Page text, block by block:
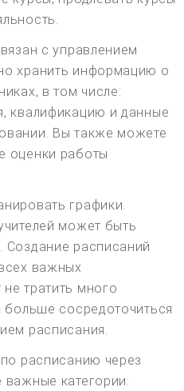
с управлением
хранить информацию о
в том числе:
квалификацию и данные
Вы также можете
оценки работы
графики.
может быть
Создание расписаний
важных
тратить много
больше сосредоточиться
расписания.
расписанию через
категории: